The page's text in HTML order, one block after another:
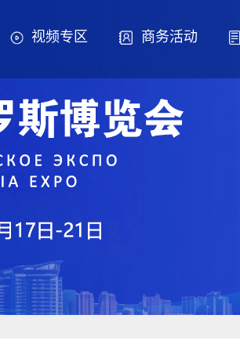
视频专区 商务活动